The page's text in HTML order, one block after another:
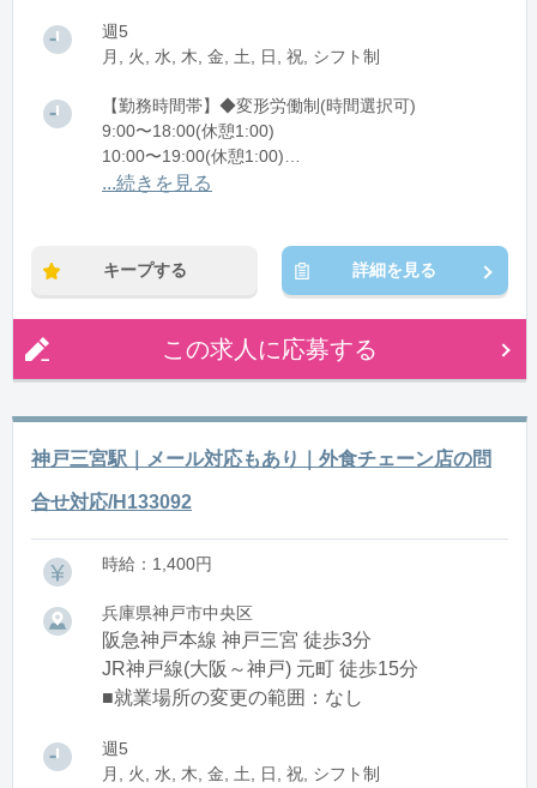
週5
月, 火, 水, 木, 金, 土, 日, 祝, シフト制
【勤務時間帯】◆変形労働制(時間選択可)
9:00〜18:00(休憩1:00)
10:00〜19:00(休憩1:00)
11:00〜20:00(休憩1:00)
...続きを見る
キープする 詳細を見る
この求人に応募する
神戸三宮駅｜メール対応もあり｜外食チェーン店の問
合せ対応/H133092
時給：1,400円
兵庫県神戸市中央区
阪急神戸本線 神戸三宮 徒歩3分
JR神戸線(大阪～神戸) 元町 徒歩15分
■就業場所の変更の範囲：なし
週5
月, 火, 水, 木, 金, 土, 日, 祝, シフト制